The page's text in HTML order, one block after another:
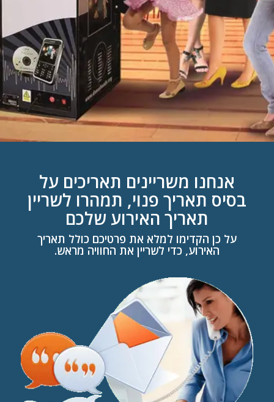
אנחנו משריינים תאריכים על
בסיס תאריך פנוי, תמהרו לשריין
תאריך האירוע שלכם
על כן הקדימו למלא את פרטיכם כולל תאריך
האירוע, כדי לשריין את החוויה מראש.